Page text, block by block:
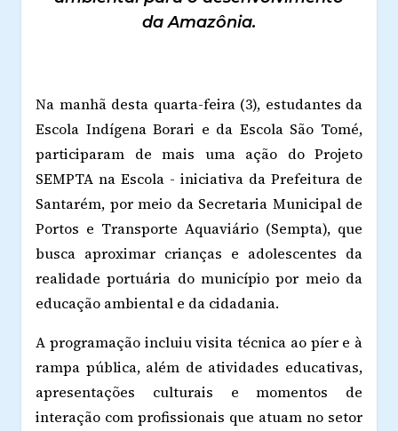
da Amazônia.
Na manhã desta quarta-feira (3), estudantes da
Escola Indígena Borari e da Escola São Tomé,
participaram de mais uma ação do Projeto
SEMPTA na Escola - iniciativa da Prefeitura de
Santarém, por meio da Secretaria Municipal de
Portos e Transporte Aquaviário (Sempta), que
busca aproximar crianças e adolescentes da
realidade portuária do município por meio da
educação ambiental e da cidadania.
A programação incluiu visita técnica ao píer e à
rampa pública, além de atividades educativas,
apresentações culturais e momentos de
interação com profissionais que atuam no setor